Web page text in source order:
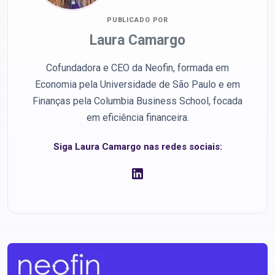
PUBLICADO POR
Laura Camargo
Cofundadora e CEO da Neofin, formada em
Economia pela Universidade de São Paulo e em
Finanças pela Columbia Business School, focada
em eficiência financeira.
Siga Laura Camargo nas redes sociais: